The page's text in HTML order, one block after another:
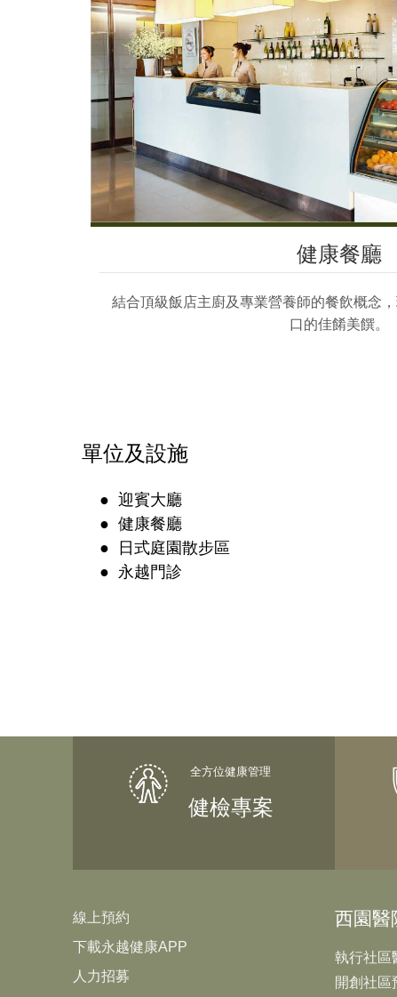
健康餐廳
結合頂級飯店主廚及專業營養師的餐飲概念
口的佳餚美饌。
單位及設施
● 迎賓大廳
● 健康餐廳
● 日式庭園散步區
● 永越門診
健檢專案
線上預約
下載永越健康APP
人力招募
西園醫
執行社區
開創社區